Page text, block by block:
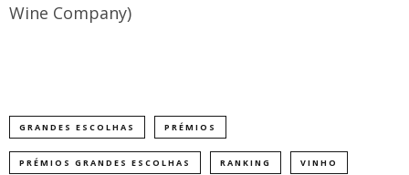
Wine Company)
GRANDES ESCOLHAS PRÉMIOS
PRÉMIOS GRANDES ESCOLHAS RANKING VINHO